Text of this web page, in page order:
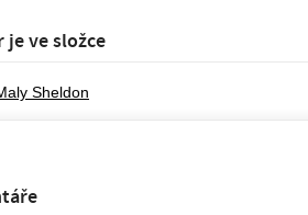
je ve složce
Sheldon